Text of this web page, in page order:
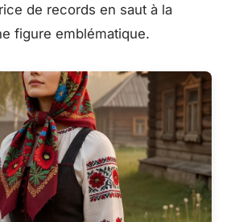
de records en saut à la
figure emblématique.